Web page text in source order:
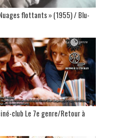
flottants » (1955) / Blu-
club Le 7e genre/Retour à